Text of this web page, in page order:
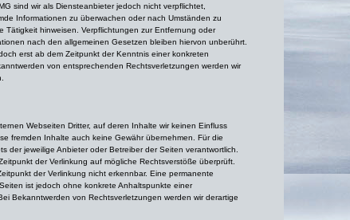
sind wir als Diensteanbieter jedoch nicht verpflichtet,
Informationen zu überwachen oder nach Umständen zu
Tätigkeit hinweisen. Verpflichtungen zur Entfernung oder
nach den allgemeinen Gesetzen bleiben hiervon unberührt.
erst ab dem Zeitpunkt der Kenntnis einer konkreten
von entsprechenden Rechtsverletzungen werden wir
Webseiten Dritter, auf deren Inhalte wir keinen Einfluss
fremden Inhalte auch keine Gewähr übernehmen. Für die
der jeweilige Anbieter oder Betreiber der Seiten verantwortlich.
der Verlinkung auf mögliche Rechtsverstöße überprüft.
der Verlinkung nicht erkennbar. Eine permanente
ist jedoch ohne konkrete Anhaltspunkte einer
Bekanntwerden von Rechtsverletzungen werden wir derartige